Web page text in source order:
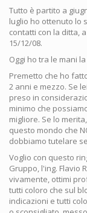
Tutto è partito a
luglio ho ottenuto lo
contatti con la ditta,
15/12/08.
Oggi ho tra le mani
Premetto che ho
2 anni e mezzo. Se
preso in
minimo che
migliore. Se lo
questo mondo che
dobbiamo tutelare
Voglio con questo
Gruppo, l'ing. Flavio
vivamente, ottimi
tutti coloro che sul
indicazioni e tutti